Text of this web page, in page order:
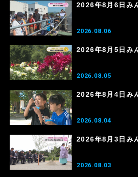
2026年8月6日み
2026.08.06
2026年8月5日み
2026.08.05
2026年8月4日み
2026.08.04
2026年8月3日み
2026.08.03